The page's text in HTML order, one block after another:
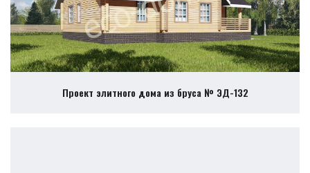
Проект элитного дома из бруса № ЭД-132